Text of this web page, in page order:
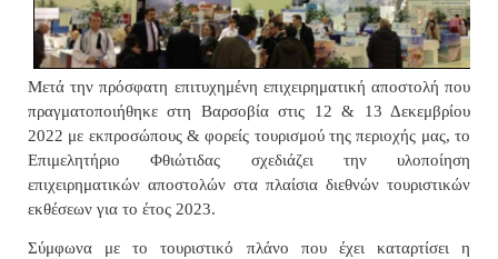
Μετά την πρόσφατη επιτυχημένη επιχειρηματική αποστολή που
πραγματοποιήθηκε στη Βαρσοβία στις 12 & 13 Δεκεμβρίου
2022 με εκπροσώπους & φορείς τουρισμού της περιοχής μας, το
Επιμελητήριο Φθιώτιδας σχεδιάζει την υλοποίηση
επιχειρηματικών αποστολών στα πλαίσια διεθνών τουριστικών
εκθέσεων για το έτος 2023.
Σύμφωνα με το τουριστικό πλάνο που έχει καταρτίσει η